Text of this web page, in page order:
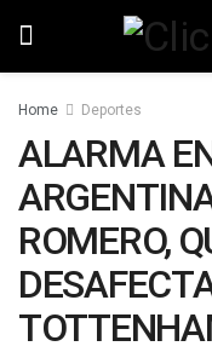
Home Deportes
ALARMA
ROMERO,